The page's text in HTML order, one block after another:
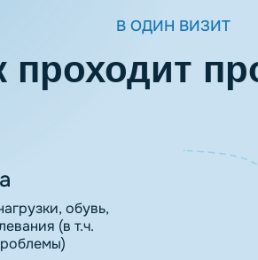
проходит
В ОДИН ВИЗИТ
обувь,
(в т.ч.